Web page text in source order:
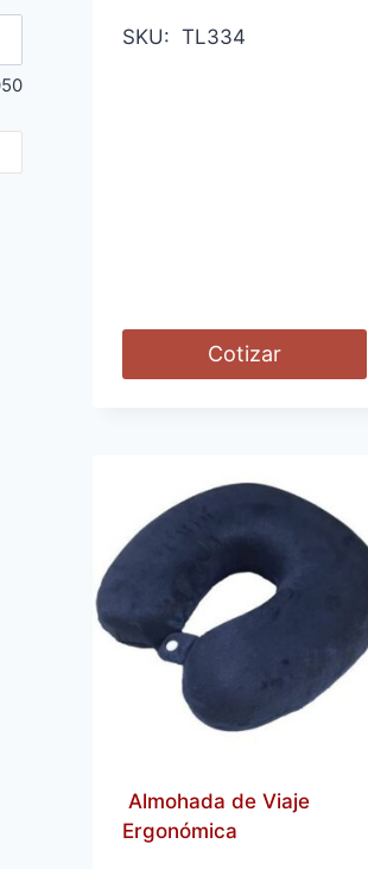
SKU: TL334
Cotizar
Almohada de Viaje
Ergonómica